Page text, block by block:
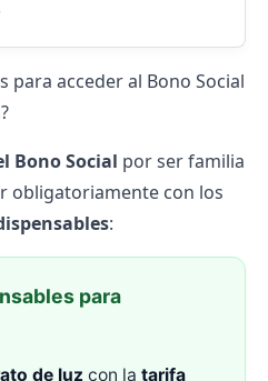
para acceder al Bono Social
Bono Social por ser familia
obligatoriamente con los
:
para
de luz con la tarifa